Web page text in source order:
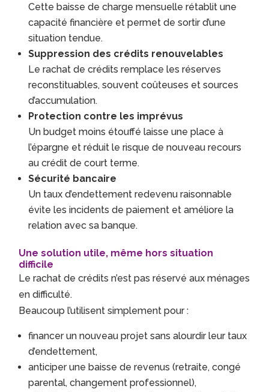
Cette baisse de charge mensuelle rétablit une
capacité financière et permet de sortir d’une
situation tendue.
Suppression des crédits renouvelables
Le rachat de crédits remplace les réserves
reconstituables, souvent coûteuses et sources
d’accumulation.
Protection contre les imprévus
Un budget moins étouffé laisse une place à
l’épargne et réduit le risque de nouveau recours
au crédit de court terme.
Sécurité bancaire
Un taux d’endettement redevenu raisonnable
évite les incidents de paiement et améliore la
relation avec sa banque.
Une solution utile, même hors situation
difficile
Le rachat de crédits n’est pas réservé aux ménages
en difficulté.
Beaucoup l’utilisent simplement pour :
financer un nouveau projet sans alourdir leur taux
d’endettement,
anticiper une baisse de revenus (retraite, congé
parental, changement professionnel),